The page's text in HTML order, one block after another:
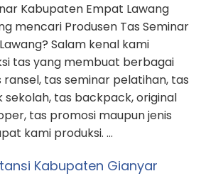
Kabupaten Empat Lawang
mencari Produsen Tas Seminar
Salam kenal kami
tas yang membuat berbagai
tas seminar pelatihan, tas
sekolah, tas backpack, original
tas promosi maupun jenis
kami produksi. …
Kabupaten Gianyar